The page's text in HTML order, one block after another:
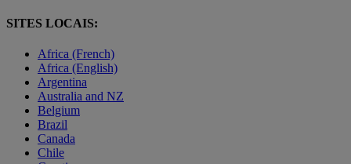
SITES LOCAIS:
Africa (French)
Africa (English)
Argentina
Australia and NZ
Belgium
Brazil
Canada
Chile